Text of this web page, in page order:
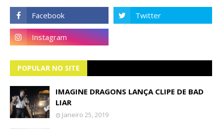
POPULAR NO SITE
IMAGINE DRAGONS LANÇA CLIPE DE BAD
LIAR
Janeiro 25, 2019